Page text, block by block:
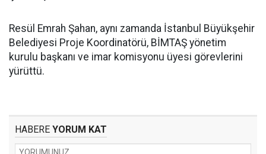
Resül Emrah Şahan, aynı zamanda İstanbul Büyükşehir
Belediyesi Proje Koordinatörü, BİMTAŞ yönetim
kurulu başkanı ve imar komisyonu üyesi görevlerini
yürüttü.
HABERE YORUM KAT